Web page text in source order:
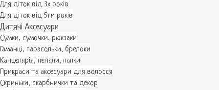
Для діток від 3х років
Для діток від 5ти років
Дитячі Аксесуари
Сумки, сумочки, рюкзаки
Гаманці, парасольки, брелоки
Канцелярія, пенали, папки
Прикраси та аксесуари для волосся
Скриньки, скарбнички та декор